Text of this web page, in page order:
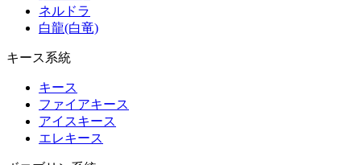
ネルドラ
白龍(白竜)
キース系統
キース
ファイアキース
アイスキース
エレキース